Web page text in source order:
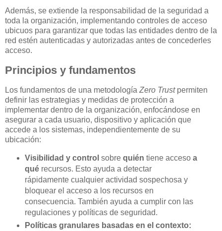
Además, se extiende la responsabilidad de la seguridad a
toda la organización, implementando controles de acceso
ubicuos para garantizar que todas las entidades dentro de la
red estén autenticadas y autorizadas antes de concederles
acceso.
Principios y fundamentos
Los fundamentos de una metodología Zero Trustpermiten
definir las estrategias y medidas de protección a
implementar dentro de la organización, enfocándose en
asegurar a cada usuario, dispositivo y aplicación que
accede a los sistemas, independientemente de su
ubicación:
Visibilidad y control sobre quién tiene acceso a
qué recursos. Esto ayuda a detectar
rápidamente cualquier actividad sospechosa y
bloquear el acceso a los recursos en
consecuencia. También ayuda a cumplir con las
regulaciones y políticas de seguridad.
Políticas granulares basadas en el contexto: